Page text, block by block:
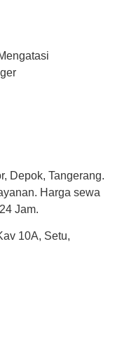
Depok, Tangerang.
Harga sewa
Jam.
10A, Setu,